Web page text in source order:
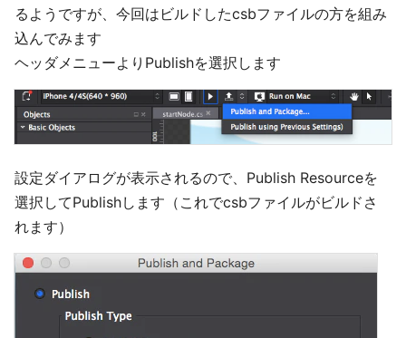
るようですが、今回はビルドしたcsbファイルの方を組み
込んでみます
ヘッダメニューよりPublishを選択します
設定ダイアログが表示されるので、Publish Resourceを
選択してPublishします（これでcsbファイルがビルドさ
れます）